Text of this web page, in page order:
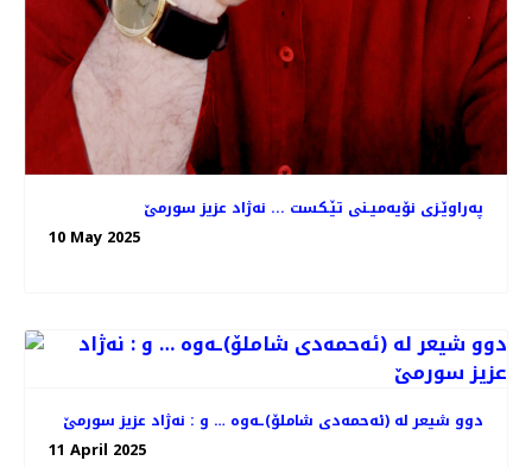
په‌راوێـزی نۆیه‌میـنی تێـكست ... نه‌ژاد عزیز سورمێ
10 May 2025
دوو شیعر له‌ (ئه‌حمه‌دی شاملۆ)ـه‌وه‌ … و : نه‌ژاد عزیز سورمێ
11 April 2025